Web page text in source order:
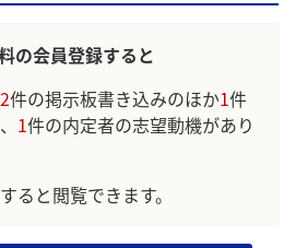
の会員登録すると
2件の掲示板書き込みのほか1件
1件の内定者の志望動機があり
すると閲覧できます。